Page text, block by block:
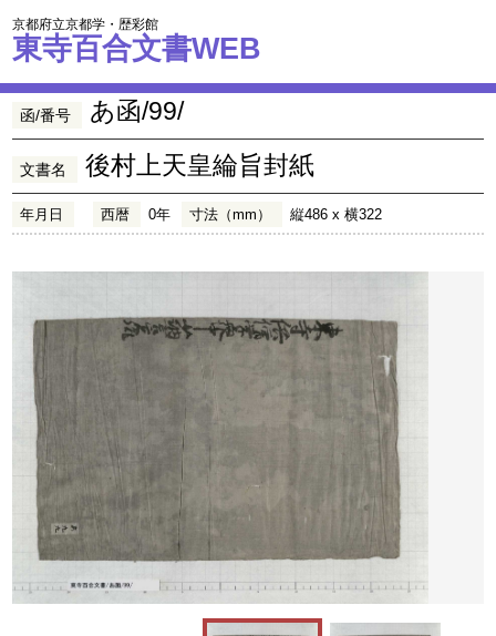
京都府立京都学・歴彩館
東寺百合文書WEB
函/番号 あ函/99/
文書名 後村上天皇綸旨封紙
年月日 西暦 0年 寸法（mm） 縦486 x 横322